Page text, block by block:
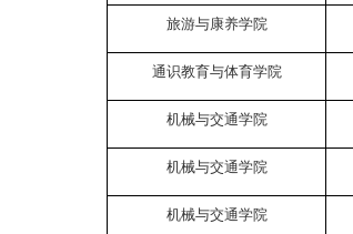
旅游与康养学院
通识教育与体育学院
机械与交通学院
机械与交通学院
机械与交通学院